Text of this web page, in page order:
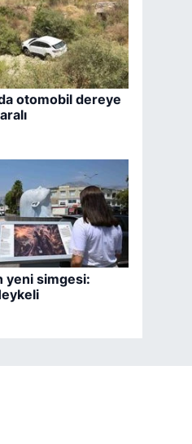
otomobil dereye
yeni simgesi: